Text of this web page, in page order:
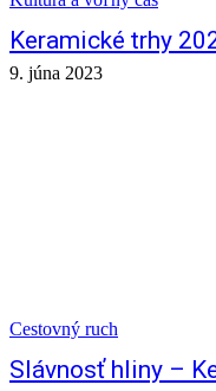
Keramické trhy
9. júna 2023
Cestovný ruch
Slávnosť hliny –